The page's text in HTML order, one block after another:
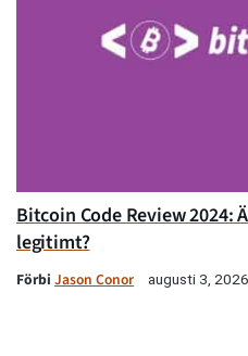
Bitcoin Code Review 2024:
legitimt?
Förbi Jason Conor augusti 3, 2026